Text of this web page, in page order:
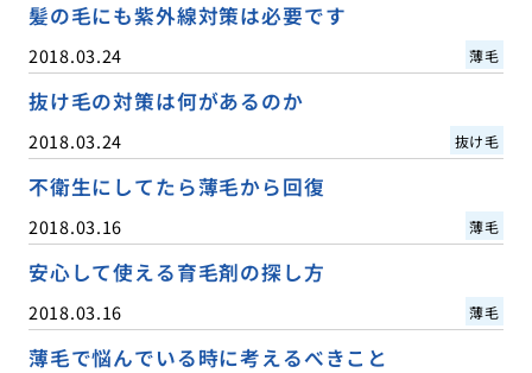
髪の毛にも紫外線対策は必要です
2018.03.24 薄毛
抜け毛の対策は何があるのか
2018.03.24 抜け毛
不衛生にしてたら薄毛から回復
2018.03.16 薄毛
安心して使える育毛剤の探し方
2018.03.16 薄毛
薄毛で悩んでいる時に考えるべきこと